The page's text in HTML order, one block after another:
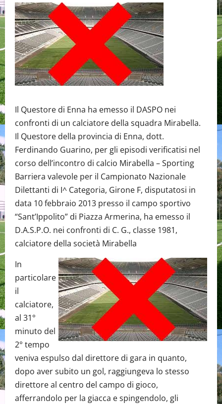
Il Questore di Enna ha emesso il DASPO nei
confronti di un calciatore della squadra Mirabella.
Il Questore della provincia di Enna, dott.
Ferdinando Guarino, per gli episodi verificatisi nel
corso dell’incontro di calcio Mirabella – Sporting
Barriera valevole per il Campionato Nazionale
Dilettanti di I^ Categoria, Girone F, disputatosi in
data 10 febbraio 2013 presso il campo sportivo
“Sant’Ippolito” di Piazza Armerina, ha emesso il
D.A.S.P.O. nei confronti di C. G., classe 1981,
calciatore della società Mirabella
In
particolare
il
calciatore,
al 31°
minuto del
2° tempo
veniva espulso dal direttore di gara in quanto,
dopo aver subito un gol, raggiungeva lo stesso
direttore al centro del campo di gioco,
afferrandolo per la giacca e spingendolo, gli